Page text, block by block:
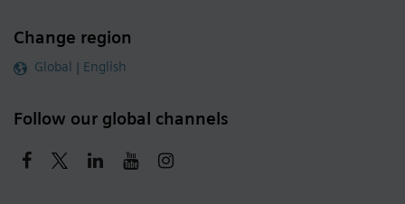
Change region
Global | English
Follow our global channels